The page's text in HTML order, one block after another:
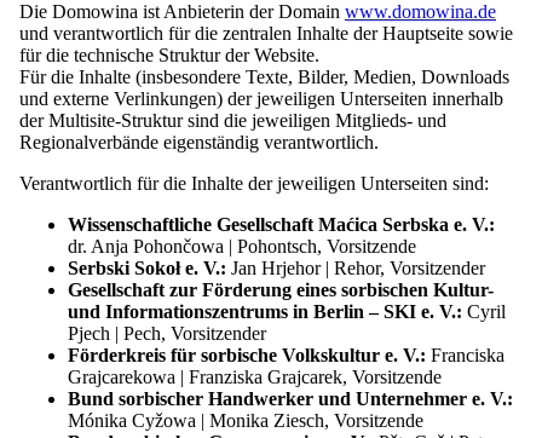
Unsere Aufgaben
Übersicht: Unsere Aufgaben
Politische Partizipation
Bildung und Wissen
Projekte
Übersicht: Projekte
Sotra.app
Erbe der Lausitz
EUROPEADA
Internationales Folklorefestival ŁUŽICA -
ŁUŽYCA - LAUSITZ
Auszeichnungen
Übersicht: Auszeichnungen
Preis der Domowina
Sorbischer Wirtschaftspreis
Serbski Dudak
Die Lausitzer Sorben
Übersicht: Die Lausitzer Sorben
Geschichte
Die sorbische Sprache
Die Domowina ist Anbieterin der Domain www.domowina.de
und verantwortlich für die zentralen Inhalte der Hauptseite sowie
für die technische Struktur der Website.
Für die Inhalte (insbesondere Texte, Bilder, Medien, Downloads
und externe Verlinkungen) der jeweiligen Unterseiten innerhalb
der Multisite-Struktur sind die jeweiligen Mitglieds- und
Regionalverbände eigenständig verantwortlich.
Verantwortlich für die Inhalte der jeweiligen Unterseiten sind:
Wissenschaftliche Gesellschaft Maćica Serbska e. V.:
dr. Anja Pohončowa | Pohontsch, Vorsitzende
Serbski Sokoł e. V.: Jan Hrjehor | Rehor, Vorsitzender
Gesellschaft zur Förderung eines sorbischen Kultur-
und Informationszentrums in Berlin – SKI e. V.: Cyril
Pjech | Pech, Vorsitzender
Förderkreis für sorbische Volkskultur e. V.: Franciska
Grajcarekowa | Franziska Grajcarek, Vorsitzende
Bund sorbischer Handwerker und Unternehmer e. V.:
Mónika Cyžowa | Monika Ziesch, Vorsitzende